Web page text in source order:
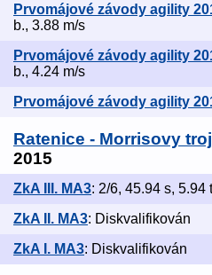
Prvomájové závody agility
b., 3.88 m/s
Prvomájové závody agility
b., 4.24 m/s
Prvomájové závody agility
Ratenice - Morrisovy
2015
ZkA III. MA3: 2/6, 45.94 s, 5.94
ZkA II. MA3: Diskvalifikován
ZkA I. MA3: Diskvalifikován